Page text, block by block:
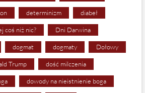
determinizm diabeł
coś niż nic? Dni Darwina
dogmat dogmaty Dołowy
Trump dość milczenia
dowody na nieistnienie boga